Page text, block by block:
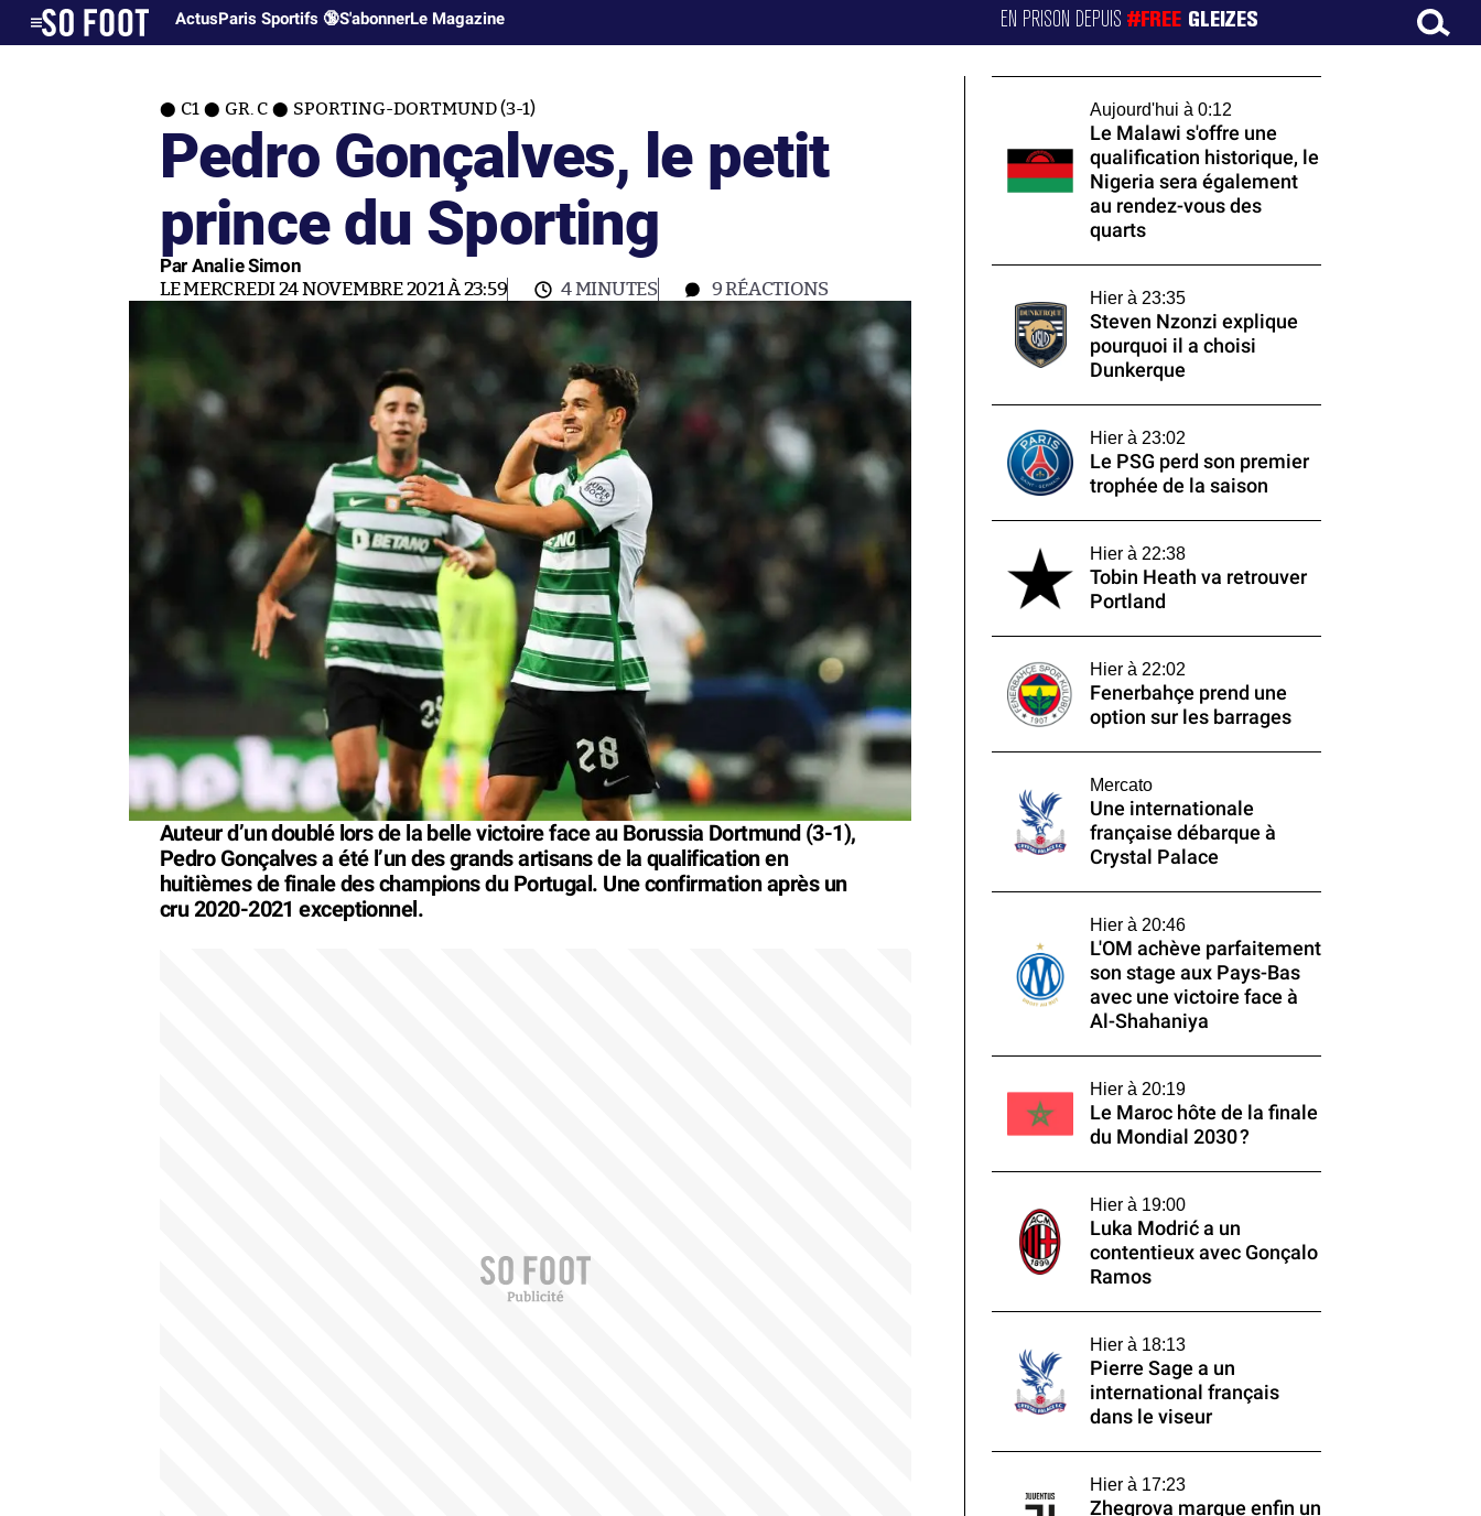
ActusParis Sportifs 🔞S'abonnerLe Magazine EN PRISON DEPUIS#FREE GLEIZES
C1 GR. C SPORTING-DORTMUND (3-1)
Pedro Gonçalves, le petit
prince du Sporting
Par Analie Simon
LE MERCREDI 24 NOVEMBRE 2021 À 23:59 4 MINUTES 9RÉACTIONS
Auteur d’un doublé lors de la belle victoire face au Borussia Dortmund (3-1),
Pedro Gonçalves a été l’un des grands artisans de la qualification en
huitièmes de finale des champions du Portugal. Une confirmation après un
cru 2020-2021 exceptionnel.
Aujourd'hui à 0:12
Le Malawi s'offre une
qualification historique, le
Nigeria sera également
au rendez-vous des
quarts
Hier à 23:35
Steven Nzonzi explique
pourquoi il a choisi
Dunkerque
Hier à 23:02
Le PSG perd son premier
trophée de la saison
Hier à 22:38
Tobin Heath va retrouver
Portland
Hier à 22:02
Fenerbahçe prend une
option sur les barrages
Mercato
Une internationale
française débarque à
Crystal Palace
Hier à 20:46
L'OM achève parfaitement
son stage aux Pays-Bas
avec une victoire face à
Al-Shahaniya
Hier à 20:19
Le Maroc hôte de la finale
du Mondial 2030 ?
Hier à 19:00
Luka Modrić a un
contentieux avec Gonçalo
Ramos
Hier à 18:13
Pierre Sage a un
international français
dans le viseur
Hier à 17:23
Zhegrova marque enfin un